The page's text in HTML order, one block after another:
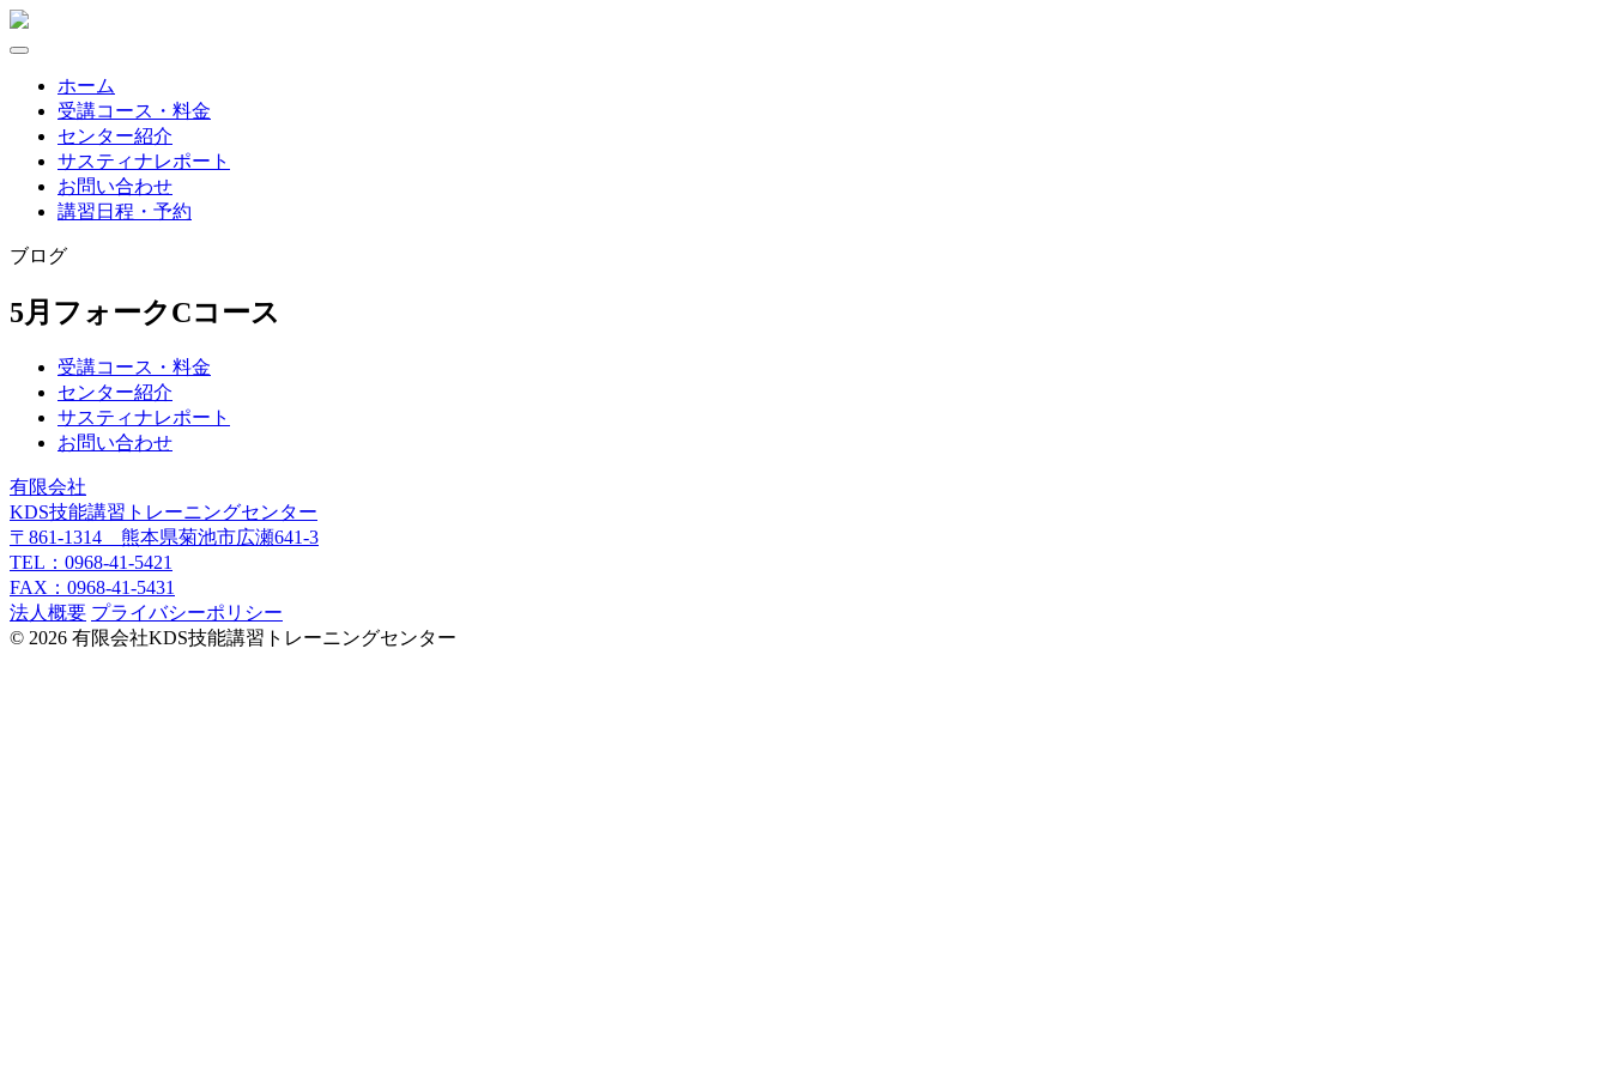
Skip
ホーム
受講コース・料金
センター紹介
サスティナレポート
お問い合わせ
講習日程・予約
ブログ
5月フォークCコース
受講コース・料金
センター紹介
サスティナレポート
お問い合わせ
有限会社
KDS技能講習トレーニングセンター
〒861-1314 熊本県菊池市広瀬641-3
TEL：0968-41-5421
FAX：0968-41-5431
法人概要 プライバシーポリシー
© 2026 有限会社KDS技能講習トレーニングセンター